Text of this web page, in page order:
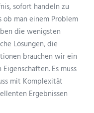
sofort handeln zu
ob man einem Problem
die wenigsten
Lösungen, die
brauchen wir ein
Es muss
mit Komplexität
Ergebnissen